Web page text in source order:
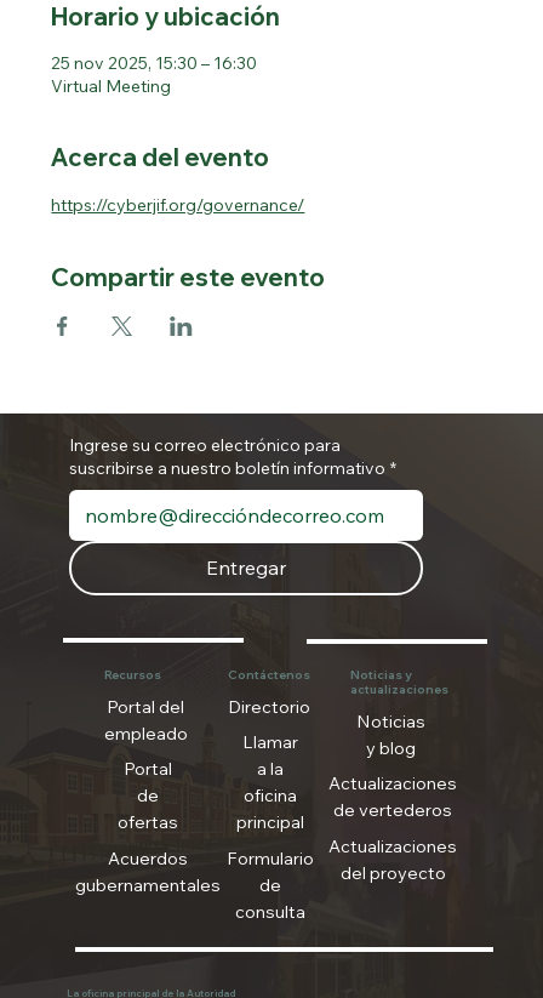
Horario y ubicación
25 nov 2025, 15:30 – 16:30
Virtual Meeting
Acerca del evento
https://cyberjif.org/governance/
Compartir este evento
Ingrese su correo electrónico para
suscribirse a nuestro boletín informativo *
Entregar
Recursos
Portal del
empleado
Portal
de
ofertas
Acuerdos
gubernamentales
Contáctenos
Directorio
Llamar
a la
oficina
principal
Formulario
de
consulta
Noticias y
actualizaciones
Noticias
y blog
Actualizaciones
de vertederos
Actualizaciones
del proyecto
La oficina principal de la Autoridad